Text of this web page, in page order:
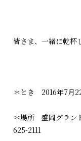
皆さま、一緒に乾
＊とき 2016年7月
＊場所 盛岡グラン
625-2111